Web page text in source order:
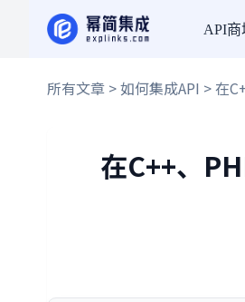
API商
所有文章 >如何集成API > 在
在C++、